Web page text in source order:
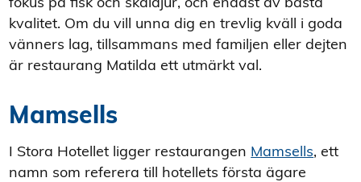
kvalitet. Om du vill unna dig en trevlig kväll i goda
vänners lag, tillsammans med familjen eller dejten
är restaurang Matilda ett utmärkt val.
Mamsells
I Stora Hotellet ligger restaurangen Mamsells, ett
namn som referera till hotellets första ägare